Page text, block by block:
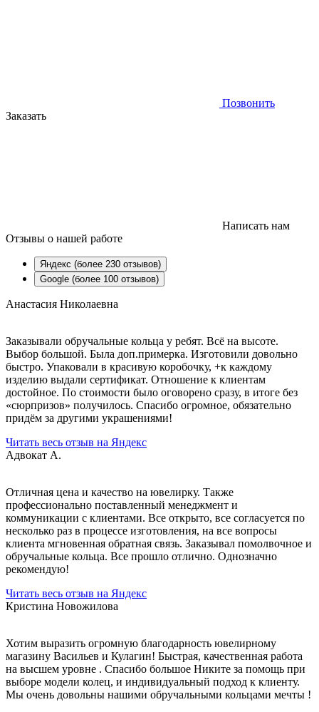
Позвонить
Заказать
Написать нам
Отзывы о нашей работе
Яндекс (более 230 отзывов)
Google (более 100 отзывов)
Анастасия Николаевна
Заказывали обручальные кольца у ребят. Всё на высоте.
Выбор большой. Была доп.примерка. Изготовили довольно
быстро. Упаковали в красивую коробочку, +к каждому
изделию выдали сертификат. Отношение к клиентам
достойное. По стоимости было оговорено сразу, в итоге без
«сюрпризов» получилось. Спасибо огромное, обязательно
придём за другими украшениями!
Читать весь отзыв на Яндекс
Адвокат А.
Отличная цена и качество на ювелирку. Также
профессионально поставленный менеджмент и
коммуникации с клиентами. Все открыто, все согласуется по
несколько раз в процессе изготовления, на все вопросы
клиента мгновенная обратная связь. Заказывал помолвочное и
обручальные кольца. Все прошло отлично. Однозначно
рекомендую!
Читать весь отзыв на Яндекс
Кристина Новожилова
Хотим выразить огромную благодарность ювелирному
магазину Васильев и Кулагин! Быстрая, качественная работа
на высшем уровне . Спасибо большое Никите за помощь при
выборе модели колец, и индивидуальный подход к клиенту.
Мы очень довольны нашими обручальными кольцами мечты !